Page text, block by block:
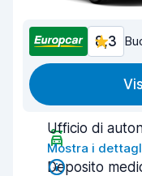
8,3
Ufficio di
Mostra i
Deposito